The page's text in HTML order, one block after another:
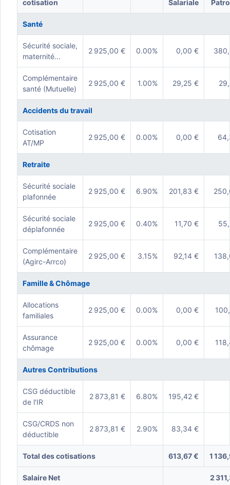
cotisation Salariale
Santé
Sécurité sociale,
maternité...
2 925,00 € 0.00% 0,00 €
Complémentaire
santé (Mutuelle)
2 925,00 € 1.00% 29,25 €
Accidents du travail
Cotisation
AT/MP
2 925,00 € 0.00% 0,00 €
Retraite
Sécurité sociale
plafonnée
2 925,00 € 6.90% 201,83 €
Sécurité sociale
déplafonnée
2 925,00 € 0.40% 11,70 €
Complémentaire
(Agirc-Arrco)
2 925,00 € 3.15% 92,14 €
Famille & Chômage
Allocations
familiales
2 925,00 € 0.00% 0,00 €
Assurance
chômage
2 925,00 € 0.00% 0,00 €
Autres Contributions
CSG déductible
de l'IR
2 873,81 € 6.80% 195,42 €
CSG/CRDS non
déductible
2 873,81 € 2.90% 83,34 €
Total des cotisations 613,67 € 1
Salaire Net 2